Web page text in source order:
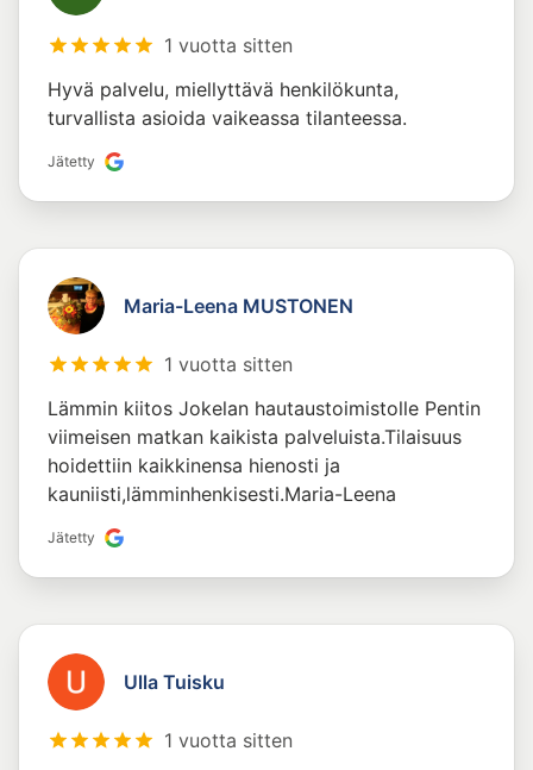
1 vuotta sitten
Hyvä palvelu, miellyttävä henkilökunta,
turvallista asioida vaikeassa tilanteessa.
Jätetty
Maria-Leena MUSTONEN
1 vuotta sitten
Lämmin kiitos Jokelan hautaustoimistolle Pentin
viimeisen matkan kaikista palveluista.Tilaisuus
hoidettiin kaikkinensa hienosti ja
kauniisti,lämminhenkisesti.Maria-Leena
Jätetty
Ulla Tuisku
1 vuotta sitten